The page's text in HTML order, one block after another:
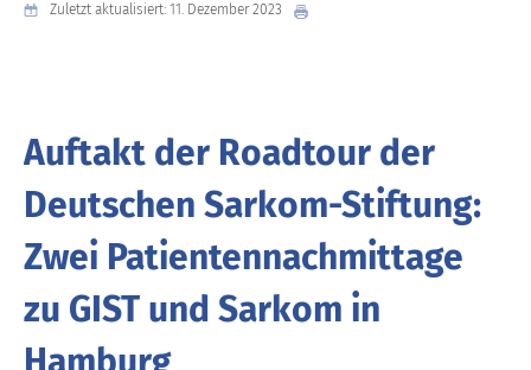
Zuletzt aktualisiert: 11. Dezember 2023
Auftakt der Roadtour der
Deutschen Sarkom-Stiftung:
Zwei Patientennachmittage
zu GIST und Sarkom in